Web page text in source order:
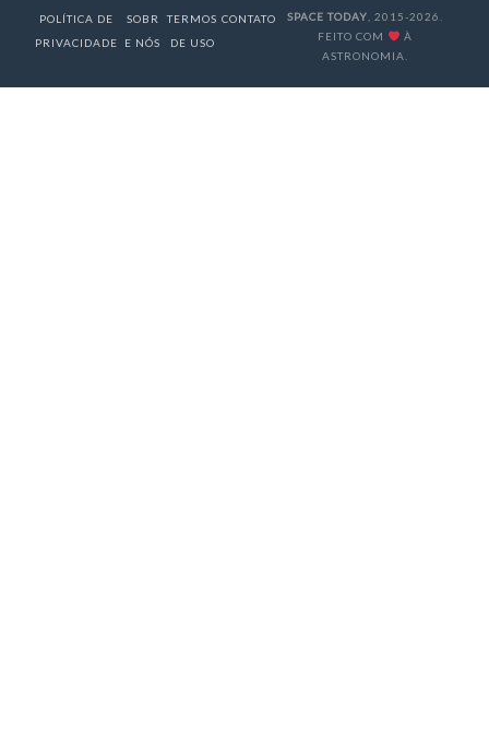
POLÍTICA DE
PRIVACIDADE
SOBR
E NÓS
TERMOS
DE USO
CONTATO SPACE TODAY , 2015-2026.
FEITO COM
À
ASTRONOMIA.